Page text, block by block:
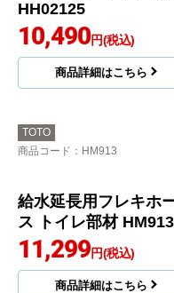
ソケット取替ユニット
（床排水） トイレ部材
HH02125
10,490円(税込)
商品詳細はこちら